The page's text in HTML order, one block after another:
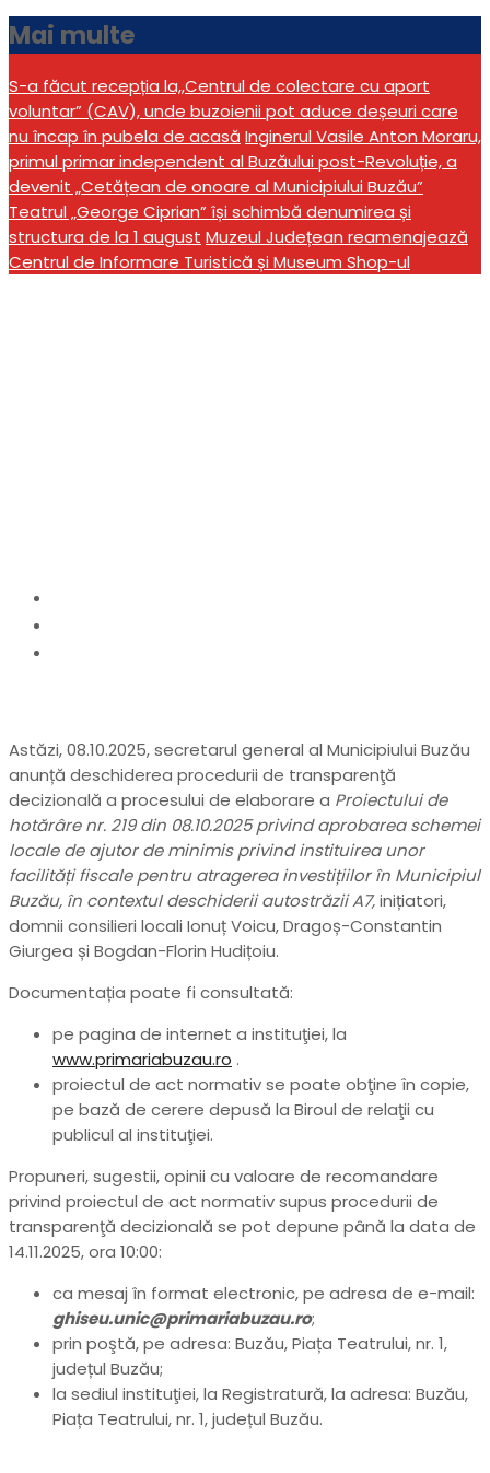
Mai multe
S-a făcut recepția la,,Centrul de colectare cu aport
voluntar” (CAV), unde buzoienii pot aduce deșeuri care
nu încap în pubela de acasă Inginerul Vasile Anton Moraru,
primul primar independent al Buzăului post-Revoluție, a
devenit „Cetățean de onoare al Municipiului Buzău”
Teatrul „George Ciprian” își schimbă denumirea și
structura de la 1 august Muzeul Județean reamenajează
Centrul de Informare Turistică și Museum Shop-ul
Astăzi, 08.10.2025, secretarul general al Municipiului Buzău
anunță deschiderea procedurii de transparenţă
decizională a procesului de elaborare a Proiectului de
hotărâre nr. 219 din 08.10.2025 privind aprobarea schemei
locale de ajutor de minimis privind instituirea unor
facilități fiscale pentru atragerea investițiilor în Municipiul
Buzău, în contextul deschiderii autostrăzii A7,inițiatori,
domnii consilieri locali Ionuț Voicu, Dragoș-Constantin
Giurgea și Bogdan-Florin Hudițoiu.
Documentația poate fi consultată:
pe pagina de internet a instituţiei, la
www.primariabuzau.ro .
proiectul de act normativ se poate obţine în copie,
pe bază de cerere depusă la Biroul de relaţii cu
publicul al instituţiei.
Propuneri, sugestii, opinii cu valoare de recomandare
privind proiectul de act normativ supus procedurii de
transparenţă decizională se pot depune până la data de
14.11.2025, ora 10:00:
ca mesaj în format electronic, pe adresa de e-mail:
ghiseu.unic@primariabuzau.ro;
prin poştă, pe adresa: Buzău, Piața Teatrului, nr. 1,
județul Buzău;
la sediul instituţiei, la Registratură, la adresa: Buzău,
Piața Teatrului, nr. 1, județul Buzău.